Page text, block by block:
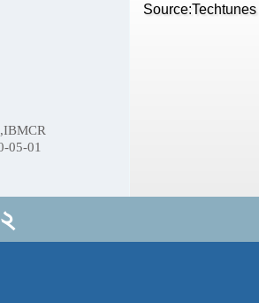
05-01
Source:Techtunes